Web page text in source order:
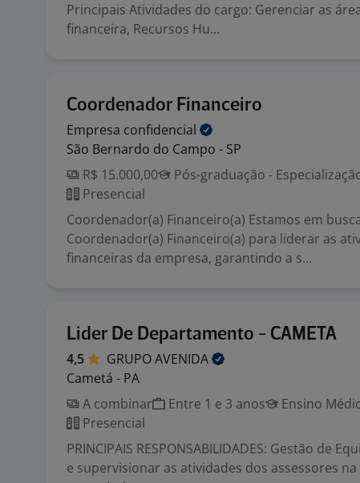
Principais Atividades do cargo: Gerenciar as
financeira, Recursos Hu...
Coordenador Financeiro
Empresa confidencial
São Bernardo do Campo - SP
R$ 15.000,00
Pós-graduação -
Presencial
Coordenador(a) Financeiro(a) Estamos em
Coordenador(a) Financeiro(a) para liderar as
financeiras da empresa, garantindo a s...
Lider De Departamento - CAMETA
4,5 GRUPOAVENIDA
Cametá - PA
A combinar
Entre 1 e 3 anos
Ensino
Presencial
PRINCIPAIS RESPONSABILIDADES: Gestão de
e supervisionar as atividades dos assessores